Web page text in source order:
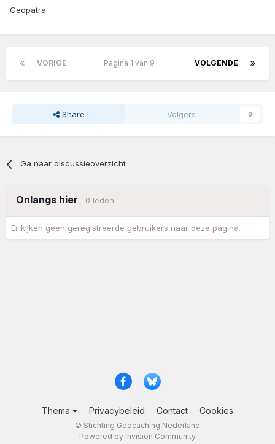
Geopatra.
VORIGE VOLGENDE
Pagina 1 van 9
Share Volgers 0
Ga naar discussieoverzicht
Onlangs hier 0 leden
Er kijken geen geregistreerde gebruikers naar deze pagina.
Thema Privacybeleid Contact Cookies
© Stichting Geocaching Nederland
Powered by Invision Community